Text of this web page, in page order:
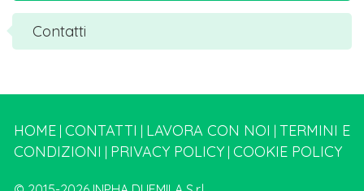
Contatti
HOME | CONTATTI | LAVORA CON NOI | TERMINI E
CONDIZIONI | PRIVACY POLICY | COOKIE POLICY